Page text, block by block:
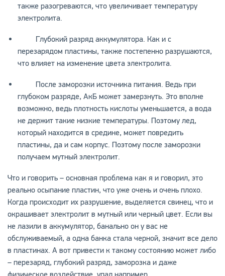
также разогреваются, что увеличивает температуру
электролита.
Глубокий разряд аккумулятора. Как и с
перезарядом пластины, также постепенно разрушаются,
что влияет на изменение цвета электролита.
После заморозки источника питания. Ведь при
глубоком разряде, АкБ может замерзнуть. Это вполне
возможно, ведь плотность кислоты уменьшается, а вода
не держит такие низкие температуры. Поэтому лед,
который находится в средине, может повредить
пластины, да и сам корпус. Поэтому после заморозки
получаем мутный электролит.
Что и говорить – основная проблема как я и говорил, это
реально осыпание пластин, что уже очень и очень плохо.
Когда происходит их разрушение, выделяется свинец, что и
окрашивает электролит в мутный или черный цвет. Если вы
не лазили в аккумулятор, банально он у вас не
обслуживаемый, а одна банка стала черной, значит все дело
в пластинах. А вот привести к такому состоянию может либо
– перезаряд, глубокий разряд, заморозка и даже